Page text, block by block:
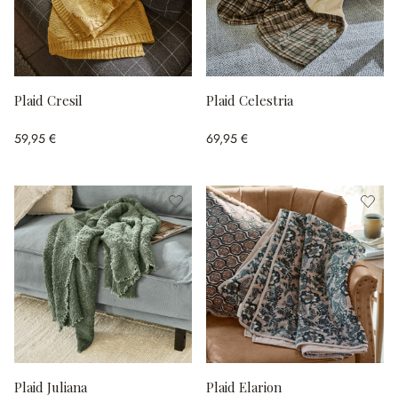
Plaid Cresil
59,95 €
Plaid Celestria
69,95 €
Plaid Juliana Plaid Elarion